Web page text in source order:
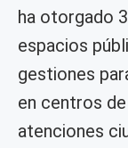
ha otorgado
espacios
gestiones
en centros
atenciones